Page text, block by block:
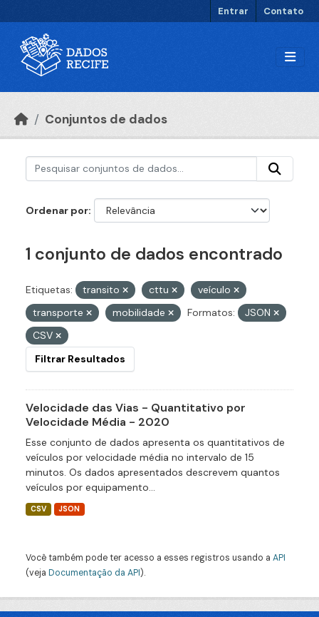
Entrar Contato
Conjuntos de dados
Ordenar por
1 conjunto de dados encontrado
Etiquetas: transito cttu
veículo
transporte
mobilidade Formatos:
JSON
CSV
Filtrar Resultados
Velocidade das Vias - Quantitativo por
Velocidade Média - 2020
Esse conjunto de dados apresenta os quantitativos de
veículos por velocidade média no intervalo de 15
minutos. Os dados apresentados descrevem quantos
veículos por equipamento...
CSV JSON
Você também pode ter acesso a esses registros usando a API
(veja Documentação da API).